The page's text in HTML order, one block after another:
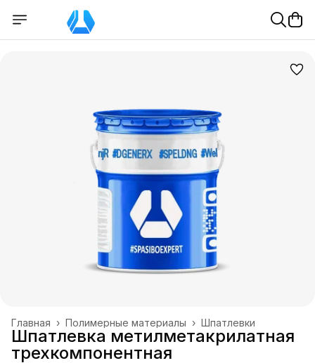
Шпатлевки
Полимерные материалы ›
Главная ›
Шпатлевка метилметакрилатная
трехкомпонентная